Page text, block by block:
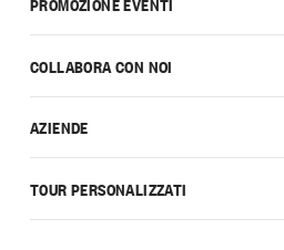
COLLABORA CON NOI
AZIENDE
TOUR PERSONALIZZATI